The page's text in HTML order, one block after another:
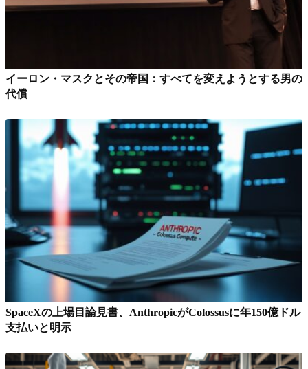
イーロン・マスクとその帝国：すべてを変えようとする男の
代償
SpaceXの上場目論見書、AnthropicがColossusに年150億ドル
支払いと明示